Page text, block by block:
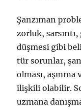
Şanzıman
zorluk, sarsıntı,
düşmesi gibi
tür sorunlar,
olması, aşınma
ilişkili olabilir.
uzmana